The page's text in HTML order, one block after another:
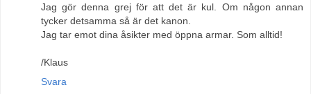
Jag gör denna grej för att det är kul. Om någon annan
tycker detsamma så är det kanon.
Jag tar emot dina åsikter med öppna armar. Som alltid!
/Klaus
Svara